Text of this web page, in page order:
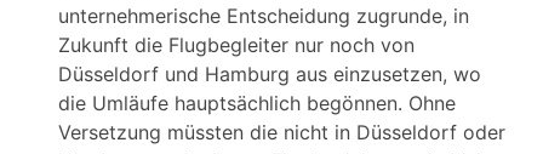
unternehmerische Entscheidung zugrunde, in
Zukunft die Flugbegleiter nur noch von
Düsseldorf und Hamburg aus einzusetzen, wo
die Umläufe hauptsächlich begönnen. Ohne
Versetzung müssten die nicht in Düsseldorf oder